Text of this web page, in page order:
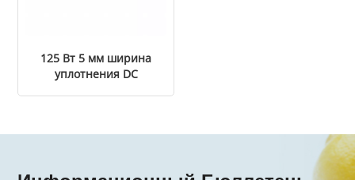
125 Вт 5 мм ширина
уплотнения DC